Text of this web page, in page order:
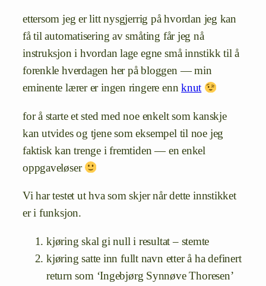
ettersom jeg er litt nysgjerrig på hvordan jeg kan
få til automatisering av småting får jeg nå
instruksjon i hvordan lage egne små innstikk til å
forenkle hverdagen her på bloggen — min
eminente lærer er ingen ringere ennknut
for å starte et sted med noe enkelt som kanskje
kan utvides og tjene som eksempel til noe jeg
faktisk kan trenge i fremtiden — en enkel
oppgaveløser
Vi har testet ut hva som skjer når dette innstikket
er i funksjon.
kjøring skal gi null i resultat – stemte
kjøring satte inn fullt navn etter å ha definert
return som ‘Ingebjørg Synnøve Thoresen’